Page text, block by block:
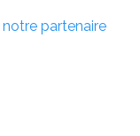
notre partenaire